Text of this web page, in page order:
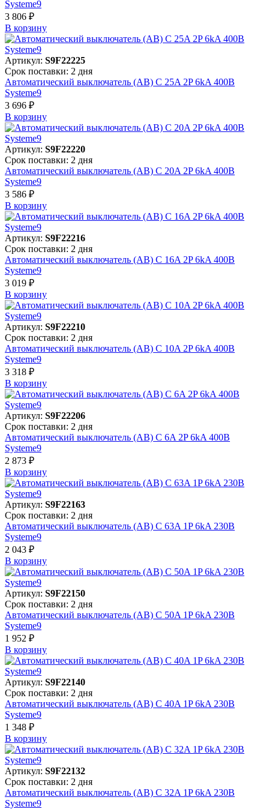
Systeme9
3 806 ₽
В корзинy
Артикул: S9F22225
Срок поставки: 2 дня
Автоматический выключатель (АВ) C 25A 2P 6kA 400В
Systeme9
3 696 ₽
В корзинy
Артикул: S9F22220
Срок поставки: 2 дня
Автоматический выключатель (АВ) C 20A 2P 6kA 400В
Systeme9
3 586 ₽
В корзинy
Артикул: S9F22216
Срок поставки: 2 дня
Автоматический выключатель (АВ) C 16A 2P 6kA 400В
Systeme9
3 019 ₽
В корзинy
Артикул: S9F22210
Срок поставки: 2 дня
Автоматический выключатель (АВ) C 10A 2P 6kA 400В
Systeme9
3 318 ₽
В корзинy
Артикул: S9F22206
Срок поставки: 2 дня
Автоматический выключатель (АВ) C 6A 2P 6kA 400В
Systeme9
2 873 ₽
В корзинy
Артикул: S9F22163
Срок поставки: 2 дня
Автоматический выключатель (АВ) C 63A 1P 6kA 230В
Systeme9
2 043 ₽
В корзинy
Артикул: S9F22150
Срок поставки: 2 дня
Автоматический выключатель (АВ) C 50A 1P 6kA 230В
Systeme9
1 952 ₽
В корзинy
Артикул: S9F22140
Срок поставки: 2 дня
Автоматический выключатель (АВ) C 40A 1P 6kA 230В
Systeme9
1 348 ₽
В корзинy
Артикул: S9F22132
Срок поставки: 2 дня
Автоматический выключатель (АВ) C 32A 1P 6kA 230В
Systeme9